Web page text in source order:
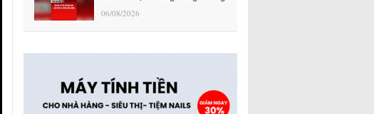
06/08/2026